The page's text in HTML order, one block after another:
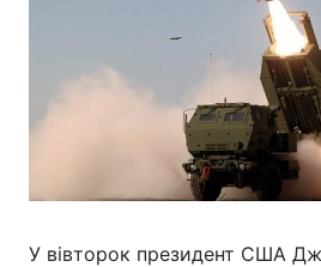
У вівторок президент США